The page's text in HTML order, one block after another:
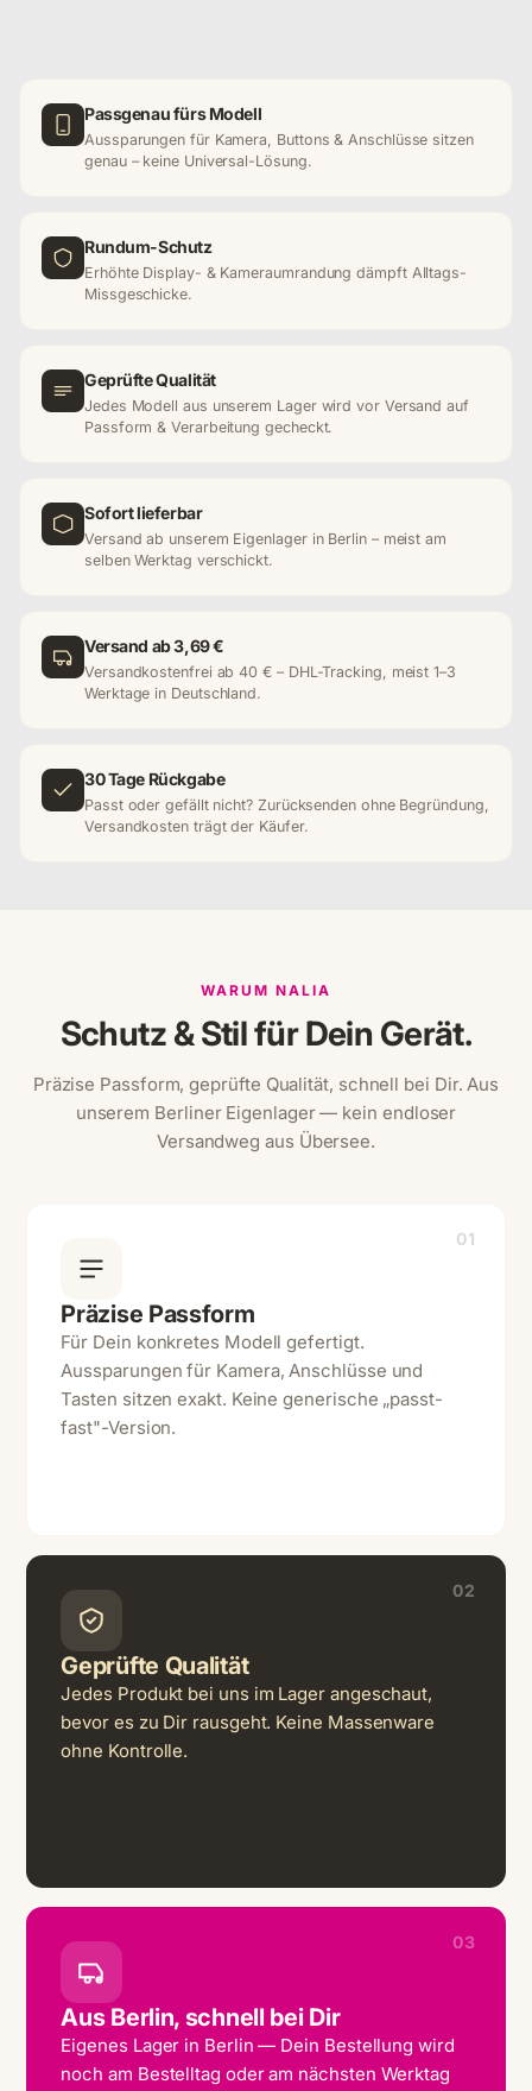
Passgenau fürs Modell
Aussparungen für Kamera, Buttons & Anschlüsse sitzen
genau – keine Universal-Lösung.
Rundum-Schutz
Erhöhte Display- & Kameraumrandung dämpft Alltags-
Missgeschicke.
Geprüfte Qualität
Jedes Modell aus unserem Lager wird vor Versand auf
Passform & Verarbeitung gecheckt.
Sofort lieferbar
Versand ab unserem Eigenlager in Berlin – meist am
selben Werktag verschickt.
Versand ab 3,69 €
Versandkostenfrei ab 40 € – DHL-Tracking, meist 1–3
Werktage in Deutschland.
30 Tage Rückgabe
Passt oder gefällt nicht? Zurücksenden ohne Begründung,
Versandkosten trägt der Käufer.
WARUM NALIA
Schutz & Stil für Dein Gerät.
Präzise Passform, geprüfte Qualität, schnell bei Dir. Aus
unserem Berliner Eigenlager — kein endloser
Versandweg aus Übersee.
01
Präzise Passform
Für Dein konkretes Modell gefertigt.
Aussparungen für Kamera, Anschlüsse und
Tasten sitzen exakt. Keine generische „passt-
fast"-Version.
02
Geprüfte Qualität
Jedes Produkt bei uns im Lager angeschaut,
bevor es zu Dir rausgeht. Keine Massenware
ohne Kontrolle.
03
Aus Berlin, schnell bei Dir
Eigenes Lager in Berlin — Dein Bestellung wird
noch am Bestelltag oder am nächsten Werktag